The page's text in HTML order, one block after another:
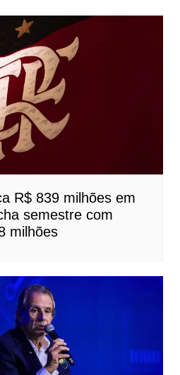
R$ 839 milhões em
semestre com
milhões